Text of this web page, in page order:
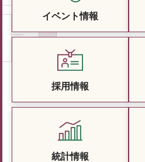
イベント情報
採用情報
統計情報